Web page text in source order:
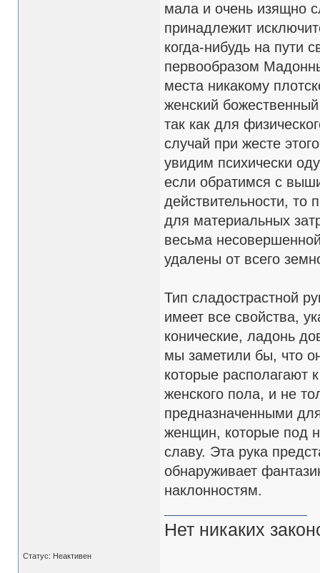
мала и очень изящно
принадлежит
когда-нибудь на пути
первообразом
места никакому
женский
так как для
случай при жесте
увидим психически
если обратимся с
действительности, то
для материальных
весьма
удалены от всего
Тип сладострастной
имеет все свойства,
конические, ладонь
мы заметили бы, что
которые располагают
женского пола, и не
предназначенными
женщин, которые под
славу. Эта рука
обнаруживает
наклонностям.
Нет никаких
Статус: Неактивен